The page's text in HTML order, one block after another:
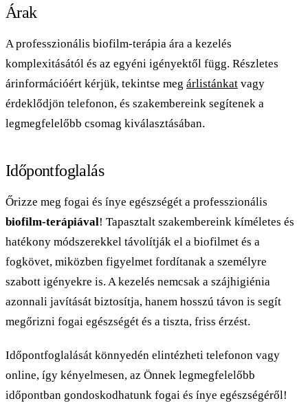
fogkő is jelen van, ott a fogkőeltávolítás is a folyamat része.
Árak
A professzionális biofilm-terápia ára a kezelés
komplexitásától és az egyéni igényektől függ. Részletes
árinformációért kérjük, tekintse meg árlistánkat vagy
érdeklődjön telefonon, és szakembereink segítenek a
legmegfelelőbb csomag kiválasztásában.
Időpontfoglalás
Őrizze meg fogai és ínye egészségét a professzionális
biofilm-terápiával! Tapasztalt szakembereink kíméletes és
hatékony módszerekkel távolítják el a biofilmet és a
fogkövet, miközben figyelmet fordítanak a személyre
szabott igényekre is. A kezelés nemcsak a szájhigiénia
azonnali javítását biztosítja, hanem hosszú távon is segít
megőrizni fogai egészségét és a tiszta, friss érzést.
Időpontfoglalását könnyedén elintézheti telefonon vagy
online, így kényelmesen, az Önnek legmegfelelőbb
időpontban gondoskodhatunk fogai és ínye egészségéről!